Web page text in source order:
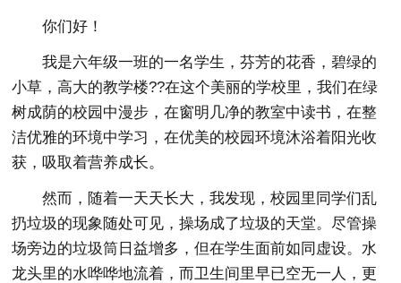
你们好！
我是六年级一班的一名学生，芬芳的花香，碧绿的
小草，高大的教学楼??在这个美丽的学校里，我们在绿
树成荫的校园中漫步，在窗明几净的教室中读书，在整
洁优雅的环境中学习，在优美的校园环境沐浴着阳光收
获，吸取着营养成长。
然而，随着一天天长大，我发现，校园里同学们乱
扔垃圾的现象随处可见，操场成了垃圾的天堂。尽管操
场旁边的垃圾筒日益增多，但在学生面前如同虚设。水
龙头里的水哗哗地流着，而卫生间里早已空无一人，更